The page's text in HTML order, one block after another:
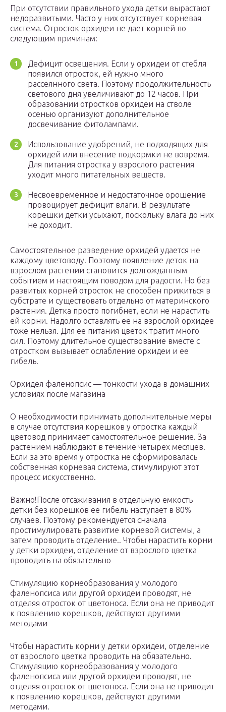
При отсутствии правильного ухода детки вырастают
недоразвитыми. Часто у них отсутствует корневая
система. Отросток орхидеи не дает корней по
следующим причинам:
Дефицит освещения. Если у орхидеи от стебля
появился отросток, ей нужно много
рассеянного света. Поэтому продолжительность
светового дня увеличивают до 12 часов. При
образовании отростков орхидеи на стволе
осенью организуют дополнительное
досвечивание фитолампами.
Использование удобрений, не подходящих для
орхидей или внесение подкормки не вовремя.
Для питания отростка у взрослого растения
уходит много питательных веществ.
Несвоевременное и недостаточное орошение
провоцирует дефицит влаги. В результате
корешки детки усыхают, поскольку влага до них
не доходит.
Самостоятельное разведение орхидей удается не
каждому цветоводу. Поэтому появление деток на
взрослом растении становится долгожданным
событием и настоящим поводом для радости. Но без
развитых корней отросток не способен прижиться в
субстрате и существовать отдельно от материнского
растения. Детка просто погибнет, если не нарастить
ей корни. Надолго оставлять ее на взрослой орхидее
тоже нельзя. Для ее питания цветок тратит много
сил. Поэтому длительное существование вместе с
отростком вызывает ослабление орхидеи и ее
гибель.
Орхидея фаленопсис — тонкости ухода в домашних
условиях после магазина
О необходимости принимать дополнительные меры
в случае отсутствия корешков у отростка каждый
цветовод принимает самостоятельное решение. За
растением наблюдают в течение четырех месяцев.
Если за это время у отростка не сформировалась
собственная корневая система, стимулируют этот
процесс искусственно.
Важно!После отсаживания в отдельную емкость
детки без корешков ее гибель наступает в 80%
случаев. Поэтому рекомендуется сначала
простимулировать развитие корневой системы, а
затем проводить отделение.. Чтобы нарастить корни
у детки орхидеи, отделение от взрослого цветка
проводить на обязательно
Стимуляцию корнеобразования у молодого
фаленопсиса или другой орхидеи проводят, не
отделяя отросток от цветоноса. Если она не приводит
к появлению корешков, действуют другими
методами
Чтобы нарастить корни у детки орхидеи, отделение
от взрослого цветка проводить на обязательно.
Стимуляцию корнеобразования у молодого
фаленопсиса или другой орхидеи проводят, не
отделяя отросток от цветоноса. Если она не приводит
к появлению корешков, действуют другими
методами.